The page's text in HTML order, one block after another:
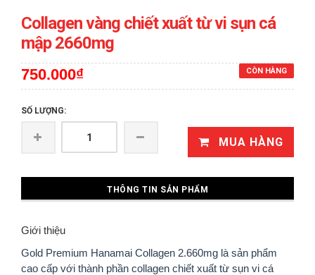
Collagen vàng chiết xuất từ vi sụn cá
mập 2660mg
CÒN HÀNG
750.000₫
SỐ LƯỢNG:
MUA HÀNG
THÔNG TIN SẢN PHẨM
Giới thiệu
Gold Premium Hanamai Collagen 2.660mg là sản phẩm
cao cấp với thành phần collagen chiết xuất từ sụn vi cá